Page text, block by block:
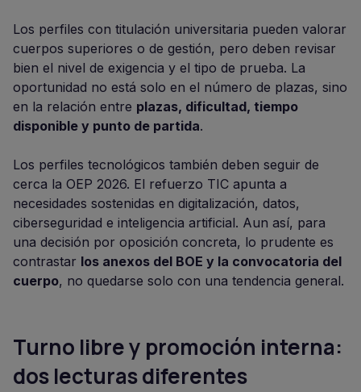
Los perfiles con titulación universitaria pueden valorar
cuerpos superiores o de gestión, pero deben revisar
bien el nivel de exigencia y el tipo de prueba. La
oportunidad no está solo en el número de plazas, sino
en la relación entre plazas, dificultad, tiempo
disponible y punto de partida.
Los perfiles tecnológicos también deben seguir de
cerca la OEP 2026. El refuerzo TIC apunta a
necesidades sostenidas en digitalización, datos,
ciberseguridad e inteligencia artificial. Aun así, para
una decisión por oposición concreta, lo prudente es
contrastar los anexos del BOE y la convocatoria del
cuerpo, no quedarse solo con una tendencia general.
Turno libre y promoción interna:
dos lecturas diferentes